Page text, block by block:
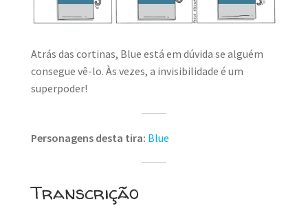
MINHA CONTA
CARRINHO
Search
for:
Atrás das cortinas, Blue está em dúvida se alguém
consegue vê-lo. Às vezes, a invisibilidade é um
superpoder!
Personagens desta tira: Blue
Transcrição